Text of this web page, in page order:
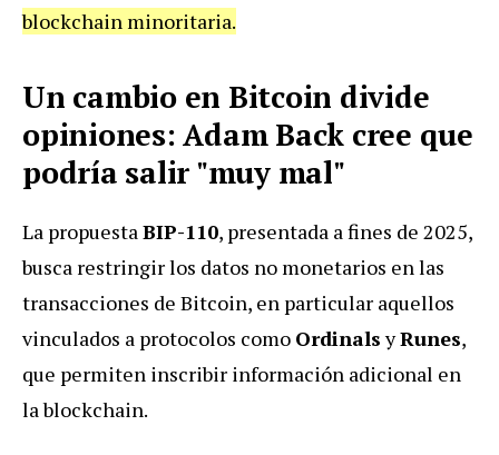
blockchain minoritaria.
Un cambio en Bitcoin divide
opiniones: Adam Back cree que
podría salir "muy mal"
La propuestaBIP-110, presentada a fines de 2025,
busca restringir los datos no monetarios en las
transacciones de Bitcoin, en particular aquellos
vinculados a protocolos como OrdinalsyRunes,
que permiten inscribir información adicional en
la blockchain.